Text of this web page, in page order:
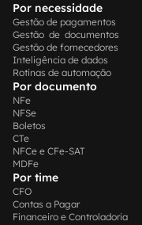
Por necessidade
Gestão de pagamentos
Gestão de documentos
Gestão de fornecedores
Inteligência de dados
Rotinas de automação
Por documento
NFe
NFSe
Boletos
CTe
NFCe e CFe-SAT
MDFe
Por time
CFO
Contas a Pagar
Financeiro e Controladoria